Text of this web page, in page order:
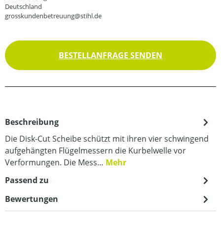
Deutschland
grosskundenbetreuung@stihl.de
BESTELLANFRAGE SENDEN
Beschreibung
Die Disk-Cut Scheibe schützt mit ihren vier schwingend
aufgehängten Flügelmessern die Kurbelwelle vor
Verformungen. Die Mess… Mehr
Passend zu
Bewertungen